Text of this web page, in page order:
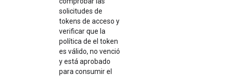
solicitudes de
tokens de acceso y
verificar que la
política de el token
es válido, no venció
y está aprobado
para consumir el